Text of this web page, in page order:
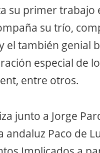
su primer trabajo
su trío,
el también genial
especial de
entre otros.
junto a Jorge
andaluz Paco de